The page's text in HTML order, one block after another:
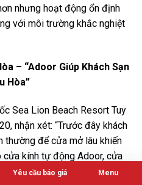
nhưng hoạt động ổn định
với môi trường khắc nghiệt
– “Adoor Giúp Khách Sạn
Hòa”
Sea Lion Beach Resort Tuy
nhận xét: “Trước đây khách
thường để cửa mở lâu khiến
cửa kính tự động Adoor, cửa
30% chi phí điện điều hòa
Yêu cầu báo giá Menu